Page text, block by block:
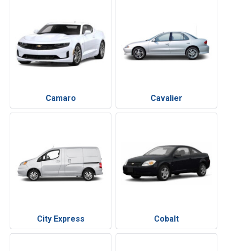
Camaro Cavalier
City Express Cobalt